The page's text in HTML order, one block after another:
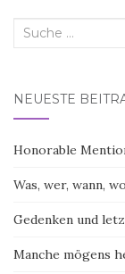
Suche
NEUESTE
Honorable
Was, wer, wann,
Gedenken und
Manche mögens